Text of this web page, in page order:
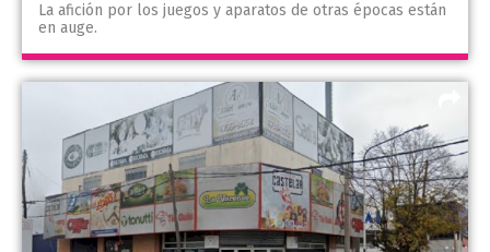
La afición por los juegos y aparatos de otras épocas están
en auge.